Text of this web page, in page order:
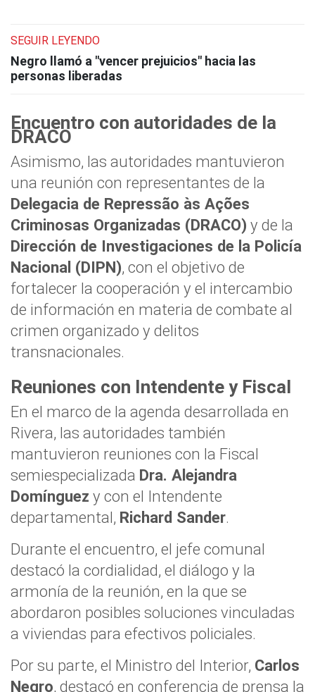
SEGUIR LEYENDO
Negro llamó a "vencer prejuicios" hacia las
personas liberadas
Encuentro con autoridades de la
DRACO
Asimismo, las autoridades mantuvieron
una reunión con representantes de la
Delegacia de Repressão às Ações
Criminosas Organizadas (DRACO) y de la
Dirección de Investigaciones de la Policía
Nacional (DIPN), con el objetivo de
fortalecer la cooperación y el intercambio
de información en materia de combate al
crimen organizado y delitos
transnacionales.
Reuniones con Intendente y Fiscal
En el marco de la agenda desarrollada en
Rivera, las autoridades también
mantuvieron reuniones con la Fiscal
semiespecializada Dra. Alejandra
Domínguez y con el Intendente
departamental, Richard Sander.
Durante el encuentro, el jefe comunal
destacó la cordialidad, el diálogo y la
armonía de la reunión, en la que se
abordaron posibles soluciones vinculadas
a viviendas para efectivos policiales.
Por su parte, el Ministro del Interior, Carlos
Negro, destacó en conferencia de prensa la